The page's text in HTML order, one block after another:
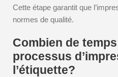
Cette étape garantit que
normes de qualité.
Combien de
processus
l’étiquette?